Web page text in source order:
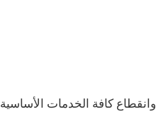
كافة الخدمات الأساسية